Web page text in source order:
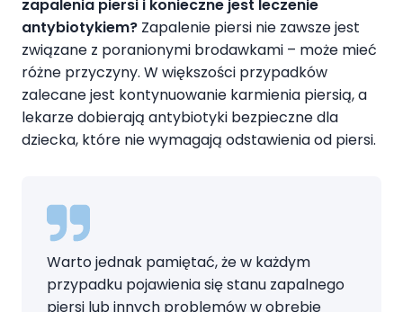
zapalenia piersi i konieczne jest leczenie
antybiotykiem? Zapalenie piersi nie zawsze jest
związane z poranionymi brodawkami – może mieć
różne przyczyny. W większości przypadków
zalecane jest kontynuowanie karmienia piersią, a
lekarze dobierają antybiotyki bezpieczne dla
dziecka, które nie wymagają odstawienia od piersi.
Warto jednak pamiętać, że w każdym
przypadku pojawienia się stanu zapalnego
piersi lub innych problemów w obrębie